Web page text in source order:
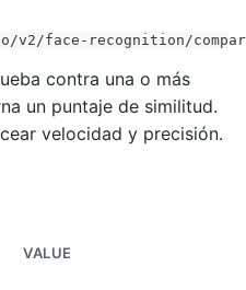
face-recognition/
contra una o más
un puntaje de similitud.
velocidad y precisión.
VALUE